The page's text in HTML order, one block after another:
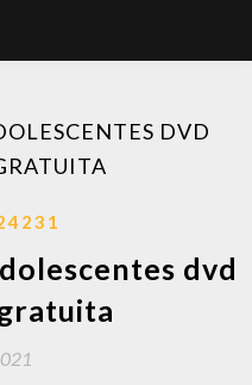
DVD
dvd